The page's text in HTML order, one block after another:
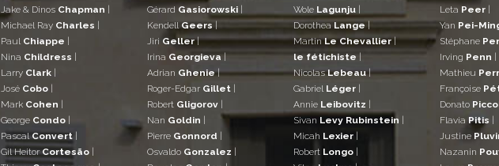
Jake & Dinos Chapman |
Michael Ray Charles |
Paul Chiappe |
Nina Childress |
Larry Clark |
José Cobo |
Mark Cohen |
George Condo |
PascalConvert |
Gil HeitorCortesão |
Gérard Gasiorowski |
KendellGeers |
Jiri Geller|
Irina Georgieva|
Adrian Ghenie|
Roger-Edgar Gillet |
Robert Gligorov |
Nan Goldin |
Pierre Gonnord |
Osvaldo Gonzalez |
Wole Lagunju |
DorotheaLange|
MartinLe Chevallier|
le fétichiste |
NicolasLebeau|
Gabriel Léger |
Annie Leibovitz |
Sivan Levy Rubinstein |
Micah Lexier |
Robert Longo |
Leta Peer |
Yan Pei-
Stéphane
Irving Penn |
Mathieu
Françoise
Donato
Flavia Pitis |
Justine
Nazanin